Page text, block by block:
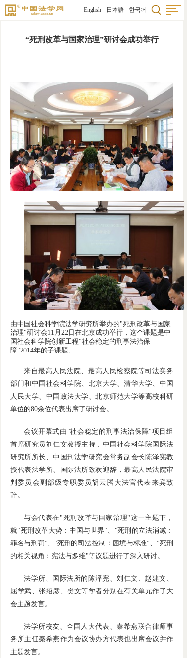
English 日本語 한국어
“死刑改革与国家治理”研讨会成功举行
由中国社会科学院法学研究所举办的"死刑改革与国家
治理"研讨会11月22日在北京成功举行，这个课题是中
国社会科学院创新工程"社会稳定的刑事法治保
障"2014年的子课题。
来自最高人民法院、最高人民检察院等司法实务
部门和中国社会科学院、北京大学、清华大学、中国
人民大学、中国政法大学、北京师范大学等高校科研
单位的80余位代表出席了研讨会。
会议开幕式由"社会稳定的刑事法治保障"项目组
首席研究员刘仁文教授主持，中国社会科学院国际法
研究所所长、中国刑法学研究会常务副会长陈泽宪教
授代表法学所、国际法所致欢迎辞，最高人民法院审
判委员会副部级专职委员胡云腾大法官代表来宾致
辞。
与会代表在"死刑改革与国家治理"这一主题下，
就"死刑改革大势：中国与世界"、"死刑的立法消减：
罪名与刑罚"、"死刑的司法控制：困境与标准"、"死刑
的相关视角：宪法与多维"等议题进行了深入研讨。
法学所、国际法所的陈泽宪、刘仁文、赵建文、
屈学武、张绍彦、樊文等学者分别在有关单元作了大
会主题发言。
法学所校友、全国人大代表、秦希燕联合律师事
务所主任秦希燕作为会议协办方代表也出席会议并作
主题发言。